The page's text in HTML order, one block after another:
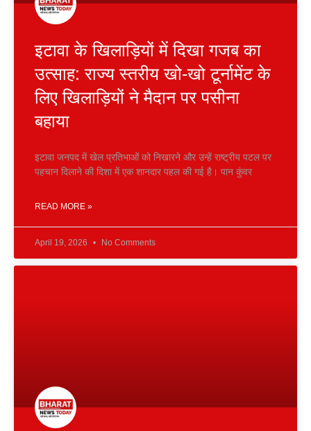
इटावा के खिलाड़ियों में दिखा गजब का
उत्साह: राज्य स्तरीय खो-खो टूर्नामेंट के
लिए खिलाड़ियों ने मैदान पर पसीना
बहाया
इटावा जनपद में खेल प्रतिभाओं को निखारने और उन्हें राष्ट्रीय पटल पर
पहचान दिलाने की दिशा में एक शानदार पहल की गई है। पान कुंवर
READ MORE »
April 19, 2026 No Comments